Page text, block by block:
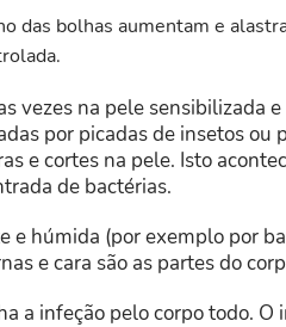
das bolhas aumentam e
vezes na pele sensibilizada
por picadas de insetos ou
e cortes na pele. Isto
de bactérias.
e húmida (por exemplo por
e cara são as partes do
a infeção pelo corpo todo.